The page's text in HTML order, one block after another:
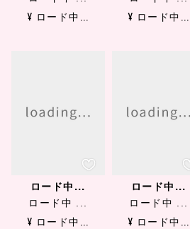
¥ ロード中... ¥ ロード中...
ロード中...
ロード中 ...
¥ ロード中...
ロード中...
ロード中 ...
¥ ロード中...